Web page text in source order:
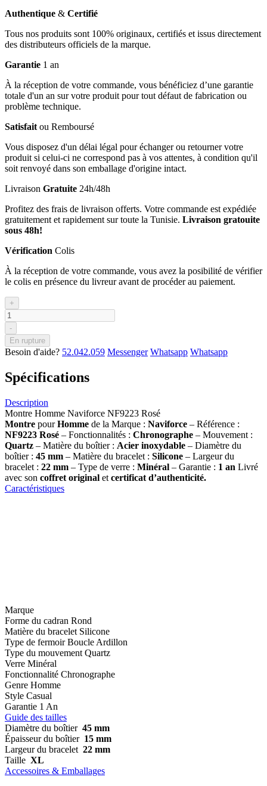
Authentique & Certifié
Tous nos produits sont 100% originaux, certifiés et issus directement
des distributeurs officiels de la marque.
Garantie 1 an
À la réception de votre commande, vous bénéficiez d’une garantie
totale d'un an sur votre produit pour tout défaut de fabrication ou
problème technique.
Satisfait ou Remboursé
Vous disposez d'un délai légal pour échanger ou retourner votre
produit si celui-ci ne correspond pas à vos attentes, à condition qu'il
soit renvoyé dans son emballage d'origine intact.
Livraison Gratuite 24h/48h
Profitez des frais de livraison offerts. Votre commande est expédiée
gratuitement et rapidement sur toute la Tunisie. Livraison gratouite
sous 48h!
Vérification Colis
À la réception de votre commande, vous avez la posibilité de vérifier
le colis en présence du livreur avant de procéder au paiement.
+
-
En rupture
Besoin d'aide? 52.042.059 Messenger Whatsapp Whatsapp
Spécifications
Description
Montre Homme Naviforce NF9223 Rosé
Montre pourHomme de la Marque : Naviforce – Référence :
NF9223 Rosé – Fonctionnalités : Chronographe – Mouvement :
Quartz – Matière du boîtier : Acier inoxydable – Diamètre du
boîtier : 45 mm – Matière du bracelet : Silicone – Largeur du
bracelet : 22 mm – Type de verre : Minéral – Garantie : 1 an Livré
avec son coffret original et certificat d’authenticité.
Caractéristiques
Marque
Forme du cadran Rond
Matière du bracelet Silicone
Type de fermoir Boucle Ardillon
Type du mouvement Quartz
Verre Minéral
Fonctionnalité Chronographe
Genre Homme
Style Casual
Garantie 1 An
Guide des tailles
Diamètre du boîtier 45 mm
Épaisseur du boîtier 15 mm
Largeur du bracelet 22 mm
Taille XL
Accessoires & Emballages